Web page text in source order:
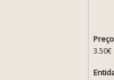
3.50€